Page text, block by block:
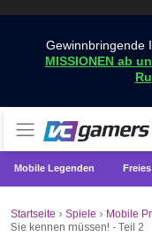
Gewinnbringende
MISSIONEN ab
Mobile Legenden
Startseite › Spiele › Mobile
Sie kennen müssen! - Teil 2